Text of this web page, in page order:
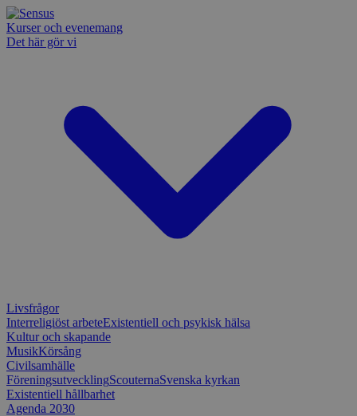
Kurser och evenemang
Det här gör vi
Livsfrågor
Interreligiöst arbeteExistentiell och psykisk hälsa
Kultur och skapande
MusikKörsång
Civilsamhälle
FöreningsutvecklingScouternaSvenska kyrkan
Existentiell hållbarhet
Agenda 2030